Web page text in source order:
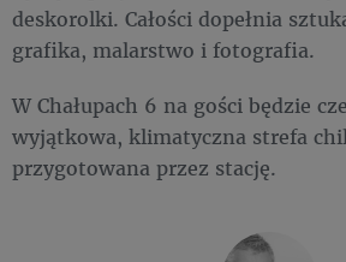
deskorolki. Całości dopełnia
grafika, malarstwo i fotografia.
W Chałupach 6 na gości będzie
wyjątkowa, klimatyczna strefa
przygotowana przez stację.